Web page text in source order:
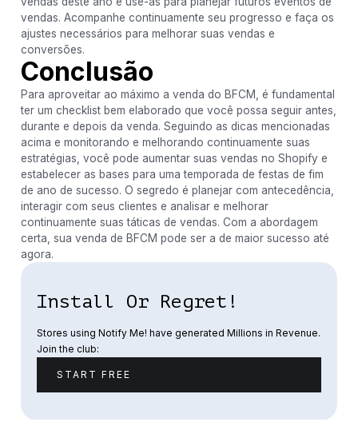
vendas. Acompanhe continuamente seu progresso e faça os
ajustes necessários para melhorar suas vendas e
conversões.
Conclusão
Para aproveitar ao máximo a venda do BFCM, é fundamental
ter um checklist bem elaborado que você possa seguir antes,
durante e depois da venda. Seguindo as dicas mencionadas
acima e monitorando e melhorando continuamente suas
estratégias, você pode aumentar suas vendas no Shopify e
estabelecer as bases para uma temporada de festas de fim
de ano de sucesso. O segredo é planejar com antecedência,
interagir com seus clientes e analisar e melhorar
continuamente suas táticas de vendas. Com a abordagem
certa, sua venda de BFCM pode ser a de maior sucesso até
agora.
Install Or Regret!
Stores using Notify Me! have generated Millions in Revenue.
Join the club:
START FREE